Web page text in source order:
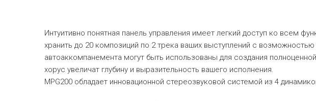
Интуитивно понятная панель управления имеет легкий доступ ко всем
хранить до 20 композиций по 2 трека ваших выступлений с возможностью
автоаккомпанемента могут быть использованы для создания
хорус увеличат глубину и выразительность вашего исполнения.
MPG200 обладает инновационной стереозвуковой системой из 4